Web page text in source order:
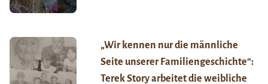
„Wir kennen nur die männliche
Seite unserer Familiengeschichte“:
Terek Story arbeitet die weibliche